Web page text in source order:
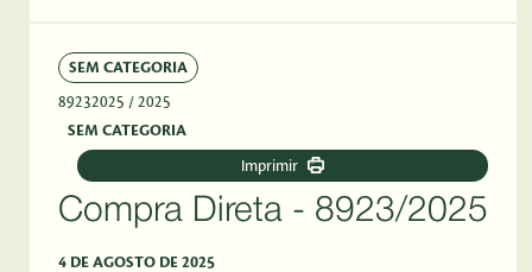
SEM CATEGORIA
89232025 / 2025
SEM CATEGORIA
Imprimir
Compra Direta - 8923/2025
4 DE AGOSTO DE 2025